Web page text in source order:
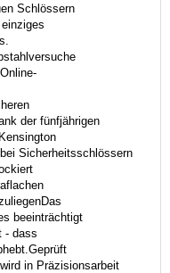
Schlössern
der fünfjährigen
Sicherheitsschlössern
beeinträchtigt
- dass
in Präzisionsarbeit